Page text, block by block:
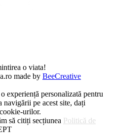
o viata!
made by BeeCreative
experiență personalizată pentru
pe acest site, dați
urilor.
să citiți secțiunea Politică de